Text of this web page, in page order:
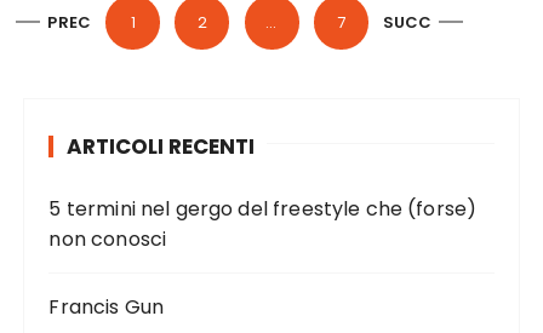
PREC 1 2 … 7 SUCC
ARTICOLI RECENTI
5 termini nel gergo del freestyle che (forse)
non conosci
Francis Gun